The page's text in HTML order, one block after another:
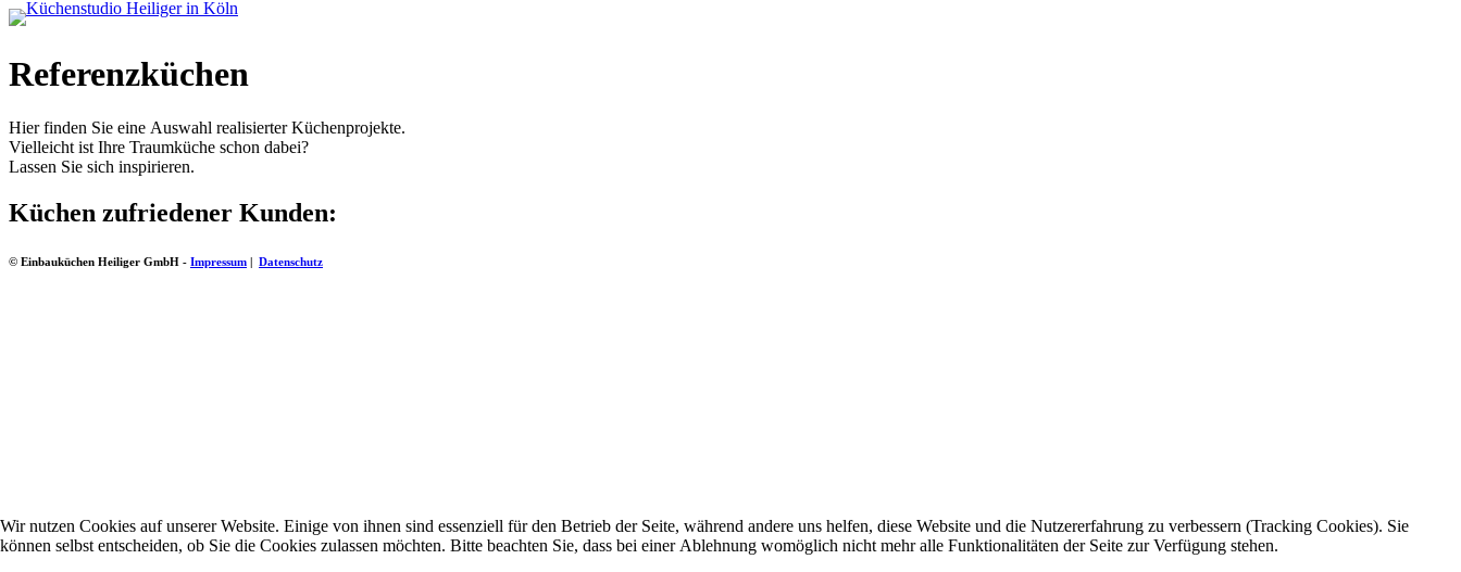
Referenzküchen
Hier finden Sie eine Auswahl realisierter Küchenprojekte.
Vielleicht ist Ihre Traumküche schon dabei?
Lassen Sie sich inspirieren.
Küchen zufriedener Kunden:
© Einbauküchen Heiliger GmbH - Impressum | Datenschutz
Wir nutzen Cookies auf unserer Website. Einige von ihnen sind essenziell für den Betrieb der Seite, während andere uns helfen, diese Website und die Nutzererfahrung zu verbessern (Tracking Cookies). Sie
können selbst entscheiden, ob Sie die Cookies zulassen möchten. Bitte beachten Sie, dass bei einer Ablehnung womöglich nicht mehr alle Funktionalitäten der Seite zur Verfügung stehen.